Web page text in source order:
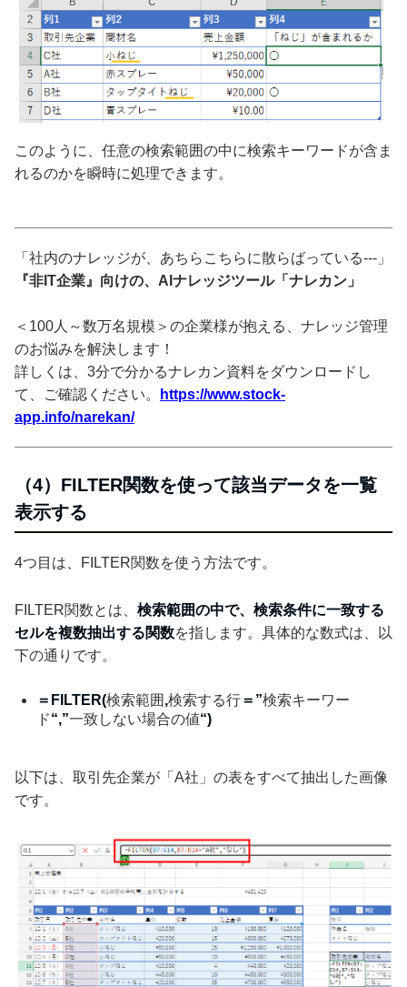
このように、任意の検索範囲の中に検索キーワードが含ま
れるのかを瞬時に処理できます。
「社内のナレッジが、あちらこちらに散らばっている---」
『非IT企業』向けの、AIナレッジツール「ナレカン」
＜100人～数万名規模＞の企業様が抱える、ナレッジ管理
のお悩みを解決します！
詳しくは、3分で分かるナレカン資料をダウンロードし
て、ご確認ください。
https://www.stock-
app.info/narekan/
（4）FILTER関数を使って該当データを一覧
表示する
4つ目は、FILTER関数を使う方法です。
FILTER関数とは、 検索範囲の中で、検索条件に一致する
セルを複数抽出する関数を指します。具体的な数式は、以
下の通りです。
＝FILTER(検索範囲 ,検索する行＝”検索キーワー
ド“,”一致しない場合の値“)
以下は、取引先企業が「A社」の表をすべて抽出した画像
です。